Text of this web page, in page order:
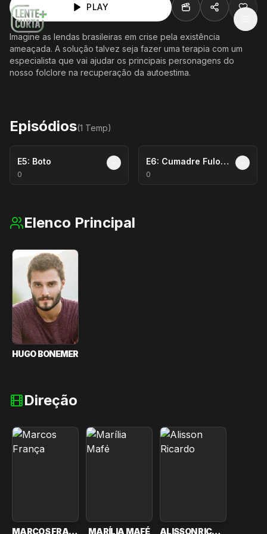
PLAY
Imagine as lendas brasileiras em crise pela existência
ameaçada. A solução talvez seja fazer uma terapia com um
especialista que vai ajudar os principais personagens do
nosso folclore na recuperação da autoestima.
Episódios(1 Temp)
E5: Boto
0
E6: Cumadre Fulorzinha
0
Elenco Principal
HUGO BONEMER
Direção
MARCOS FRANÇA MARÍLIA MAFÉ ALISSON RICARDO